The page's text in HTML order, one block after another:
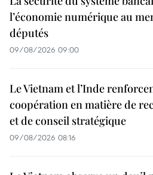
l’économie numérique au
députés
09/08/2026 09:00
Le Vietnam et l’Inde
coopération en matière de
et de conseil stratégique
09/08/2026 08:16